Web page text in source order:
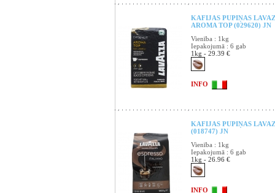
KAFIJAS PUPIŅAS
AROMA TOP (029620) JN
Vienība : 1kg
Iepakojumā : 6 gab
1kg - 29.39 €
INFO
KAFIJAS PUPIŅAS
(018747) JN
Vienība : 1kg
Iepakojumā : 6 gab
1kg - 26.96 €
INFO